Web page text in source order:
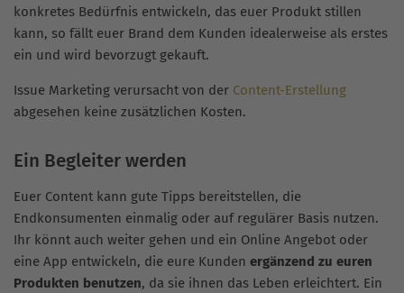
konkretes Bedürfnis entwickeln, das euer Produkt stillen
kann, so fällt euer Brand dem Kunden idealerweise als erstes
ein und wird bevorzugt gekauft.
Issue Marketing verursacht von der Content-Erstellung
abgesehen keine zusätzlichen Kosten.
Ein Begleiter werden
Euer Content kann gute Tipps bereitstellen, die
Endkonsumenten einmalig oder auf regulärer Basis nutzen.
Ihr könnt auch weiter gehen und ein Online Angebot oder
eine App entwickeln, die eure Kunden ergänzend zu euren
Produkten benutzen, da sie ihnen das Leben erleichtert. Ein